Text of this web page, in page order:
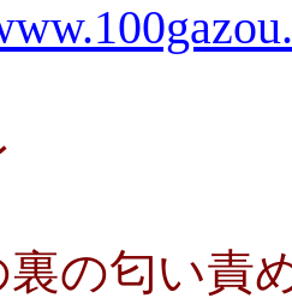
の匂い責